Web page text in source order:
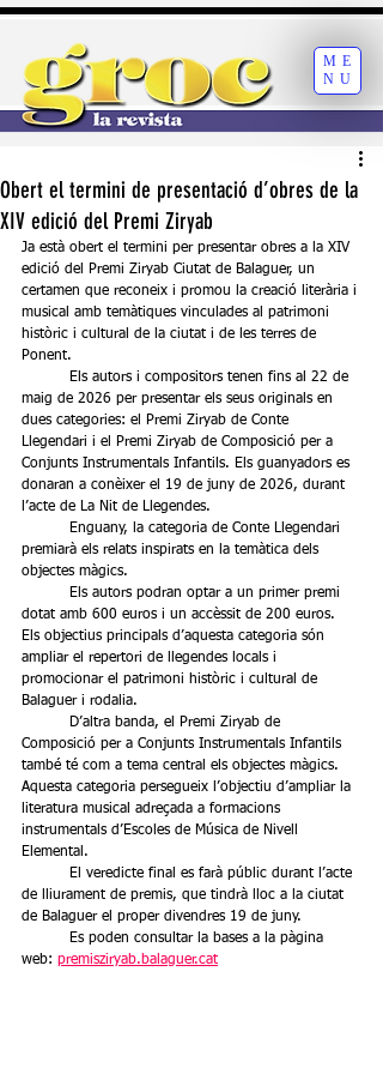
ME
NU
Obert el termini de presentació d’obres de la
XIV edició del Premi Ziryab
Ja està obert el termini per presentar obres a la XIV
edició del Premi Ziryab Ciutat de Balaguer, un
certamen que reconeix i promou la creació literària i
musical amb temàtiques vinculades al patrimoni
històric i cultural de la ciutat i de les terres de
Ponent.
maig de 2026 per presentar els seus originals en
dues categories: el Premi Ziryab de Conte
Llegendari i el Premi Ziryab de Composició per a
Conjunts Instrumentals Infantils. Els guanyadors es
donaran a conèixer el 19 de juny de 2026, durant
l’acte de La Nit de Llegendes.
premiarà els relats inspirats en la temàtica dels
objectes màgics.
dotat amb 600 euros i un accèssit de 200 euros.
Els objectius principals d’aquesta categoria són
ampliar el repertori de llegendes locals i
promocionar el patrimoni històric i cultural de
Balaguer i rodalia.
Composició per a Conjunts Instrumentals Infantils
també té com a tema central els objectes màgics.
Aquesta categoria persegueix l’objectiu d’ampliar la
literatura musical adreçada a formacions
instrumentals d’Escoles de Música de Nivell
Elemental.
de lliurament de premis, que tindrà lloc a la ciutat
de Balaguer el proper divendres 19 de juny.
web: premisziryab.balaguer.cat